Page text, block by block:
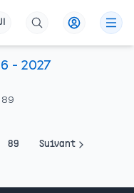
- 2027
89
89 Suivant